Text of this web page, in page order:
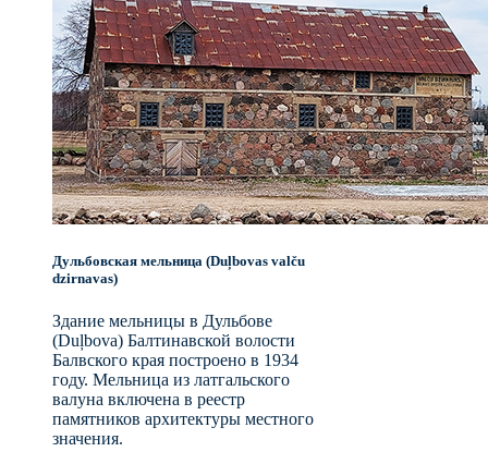
Дульбовская мельница (Duļbovas valču
dzirnavas)
Здание мельницы в Дульбове
(Duļbova) Балтинавской волости
Балвского края построено в 1934
году. Мельница из латгальского
валуна включена в реестр
памятников архитектуры местного
значения.